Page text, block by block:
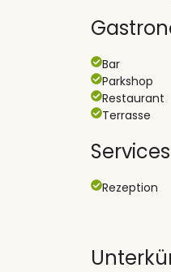
Bar
Parkshop
Restaurant
Terrasse
Services
Rezeption